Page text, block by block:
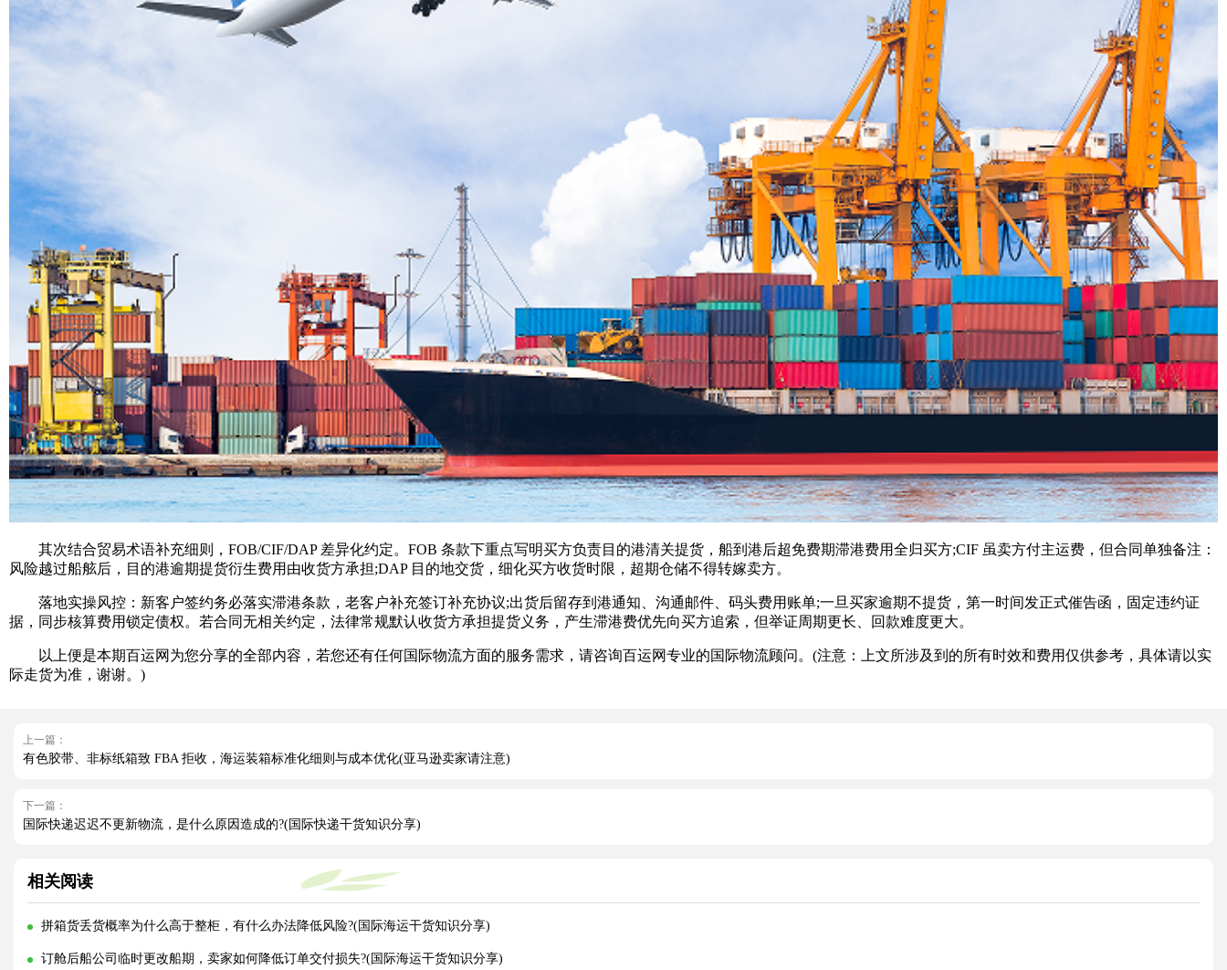
其次结合贸易术语补充细则，FOB/CIF/DAP 差异化约定。FOB 条款下重点写明买方负责目的港清关提货，船到港后超免费期滞港费用全归买方;CIF 虽卖方付主运费，但合同单独备注：
风险越过船舷后，目的港逾期提货衍生费用由收货方承担;DAP 目的地交货，细化买方收货时限，超期仓储不得转嫁卖方。
落地实操风控：新客户签约务必落实滞港条款，老客户补充签订补充协议;出货后留存到港通知、沟通邮件、码头费用账单;一旦买家逾期不提货，第一时间发正式催告函，固定违约证
据，同步核算费用锁定债权。若合同无相关约定，法律常规默认收货方承担提货义务，产生滞港费优先向买方追索，但举证周期更长、回款难度更大。
以上便是本期百运网为您分享的全部内容，若您还有任何国际物流方面的服务需求，请咨询百运网专业的国际物流顾问。(注意：上文所涉及到的所有时效和费用仅供参考，具体请以实
际走货为准，谢谢。)
上一篇：
有色胶带、非标纸箱致 FBA 拒收，海运装箱标准化细则与成本优化(亚马逊卖家请注意)
下一篇：
国际快递迟迟不更新物流，是什么原因造成的?(国际快递干货知识分享)
相关阅读
拼箱货丢货概率为什么高于整柜，有什么办法降低风险?(国际海运干货知识分享)
订舱后船公司临时更改船期，卖家如何降低订单交付损失?(国际海运干货知识分享)